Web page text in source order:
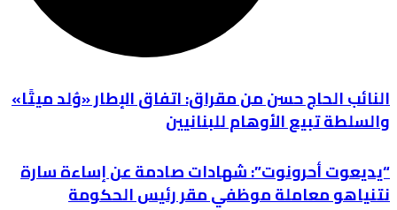
النائب الحاج حسن من مقراق: اتفاق الإطار «وُلد ميتًا»
والسلطة تبيع الأوهام للبنانيين
“يديعوت أحرونوت”: شهادات صادمة عن إساءة سارة
نتنياهو معاملة موظفي مقر رئيس الحكومة